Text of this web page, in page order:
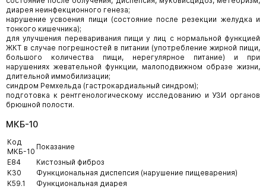
диарея неинфекционного генеза;
нарушение усвоения пищи (состояние после резекции желудка и
тонкого кишечника);
для улучшения переваривания пищи у лиц с нормальной функцией
ЖКТ в случае погрешностей в питании (употребление жирной пищи,
большого количества пищи, нерегулярное питание) и при
нарушениях жевательной функции, малоподвижном образе жизни,
длительной иммобилизации;
синдром Ремхельда (гастрокардиальный синдром);
подготовка к рентгенологическому исследованию и УЗИ органов
брюшной полости.
МКБ-10
Код
МКБ-10
Показание
E84
Кистозный фиброз
K30
Функциональная диспепсия (нарушение пищеварения)
K59.1
Функциональная диарея